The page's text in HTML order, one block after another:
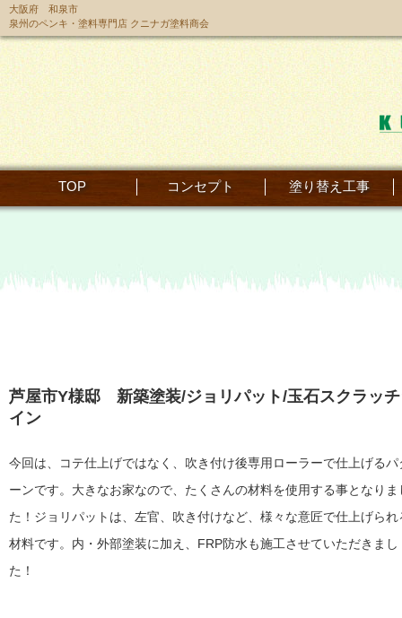
大阪府 和泉市
泉州のペンキ・塗料専門店 クニナガ塗料商会
TOP コンセプト 塗り替え工事
芦屋市Y様邸 新築塗装/ジョリパット/玉石スクラッ
イン
今回は、コテ仕上げではなく、吹き付け後専用ローラーで仕上げるパ
ーンです。大きなお家なので、たくさんの材料を使用する事となりま
た！ジョリパットは、左官、吹き付けなど、様々な意匠で仕上げられ
材料です。内・外部塗装に加え、FRP防水も施工させていただきまし
た！